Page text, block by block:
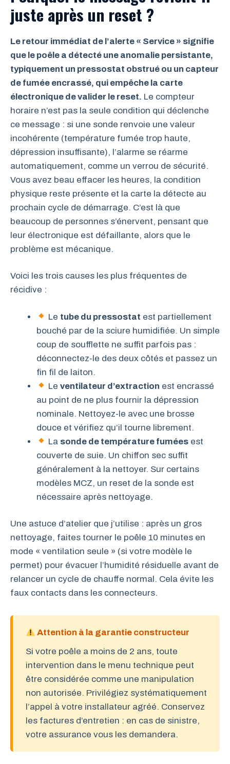
juste après un reset ?
Le retour immédiat de l’alerte « Service » signifie
que le poêle a détecté une anomalie persistante,
typiquement un pressostat obstrué ou un capteur
de fumée encrassé, qui empêche la carte
électronique de valider le reset. Le compteur
horaire n’est pas la seule condition qui déclenche
ce message : si une sonde renvoie une valeur
incohérente (température fumée trop haute,
dépression insuffisante), l’alarme se réarme
automatiquement, comme un verrou de sécurité.
Vous avez beau effacer les heures, la condition
physique reste présente et la carte la détecte au
prochain cycle de démarrage. C’est là que
beaucoup de personnes s’énervent, pensant que
leur électronique est défaillante, alors que le
problème est mécanique.
Voici les trois causes les plus fréquentes de
récidive :
Le tube du pressostat est partiellement
bouché par de la sciure humidifiée. Un simple
coup de soufflette ne suffit parfois pas :
déconnectez-le des deux côtés et passez un
fin fil de laiton.
Leventilateur d’extraction est encrassé
au point de ne plus fournir la dépression
nominale. Nettoyez-le avec une brosse
douce et vérifiez qu’il tourne librement.
La sonde de température fumées est
couverte de suie. Un chiffon sec suffit
généralement à la nettoyer. Sur certains
modèles MCZ, un reset de la sonde est
nécessaire après nettoyage.
Une astuce d’atelier que j’utilise : après un gros
nettoyage, faites tourner le poêle 10 minutes en
mode « ventilation seule » (si votre modèle le
permet) pour évacuer l’humidité résiduelle avant de
relancer un cycle de chauffe normal. Cela évite les
faux contacts dans les connecteurs.
Attention à la garantie constructeur
Si votre poêle a moins de 2 ans, toute
intervention dans le menu technique peut
être considérée comme une manipulation
non autorisée. Privilégiez systématiquement
l’appel à votre installateur agréé. Conservez
les factures d’entretien : en cas de sinistre,
votre assurance vous les demandera.